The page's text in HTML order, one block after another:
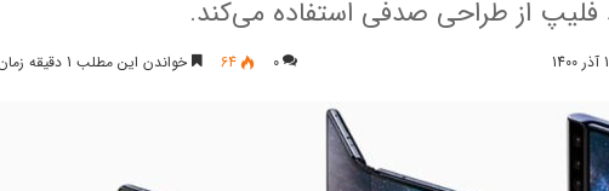
از طراحی صدفی استفاده می‌کند.
0
64 خواندن این مطلب 1 دقیقه زمان میبرد